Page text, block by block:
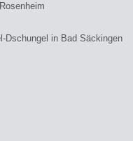
Dschungel in Bad Säckingen